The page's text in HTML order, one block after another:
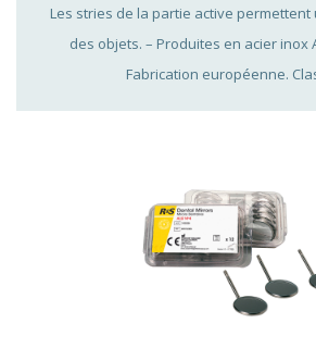
Les stries de la partie active
des objets. – Produites en acier inox
Fabrication européenne.